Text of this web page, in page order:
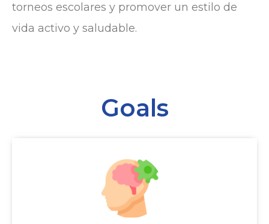
torneos escolares y promover un estilo de
vida activo y saludable.
Goals